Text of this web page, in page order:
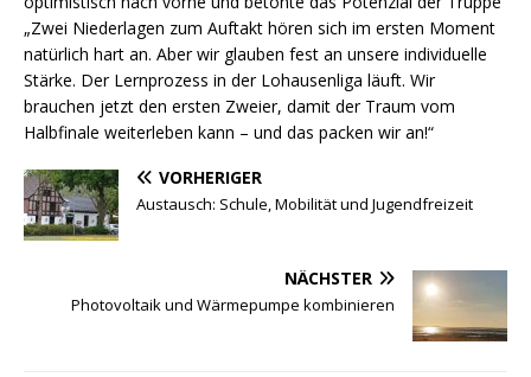
„Zwei Niederlagen zum Auftakt hören sich im ersten Moment
natürlich hart an. Aber wir glauben fest an unsere individuelle
Stärke. Der Lernprozess in der Lohausenliga läuft. Wir
brauchen jetzt den ersten Zweier, damit der Traum vom
Halbfinale weiterleben kann – und das packen wir an!“
VORHERIGER
Austausch: Schule, Mobilität und Jugendfreizeit
NÄCHSTER
Photovoltaik und Wärmepumpe kombinieren